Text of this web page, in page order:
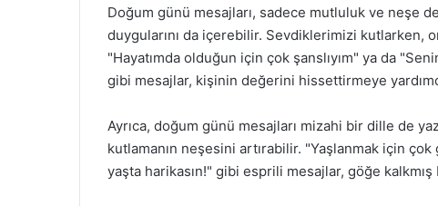
Doğum günü mesajları, sadece mutluluk ve neşe
duygularını da içerebilir. Sevdiklerimizi kutlarken,
"Hayatımda olduğun için çok şanslıyım" ya da
gibi mesajlar, kişinin değerini hissettirmeye
Ayrıca, doğum günü mesajları mizahi bir dille de
kutlamanın neşesini artırabilir. "Yaşlanmak için
yaşta harikasın!" gibi esprili mesajlar, göğe